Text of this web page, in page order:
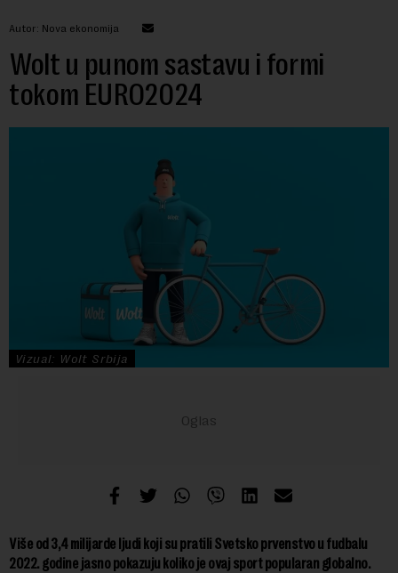
Autor: Nova ekonomija
Wolt u punom sastavu i formi
tokom EURO2024
Vizual: Wolt Srbija
Više od 3,4 milijarde ljudi koji su pratili Svetsko prvenstvo u fudbalu
2022. godine jasno pokazuju koliko je ovaj sport popularan globalno.